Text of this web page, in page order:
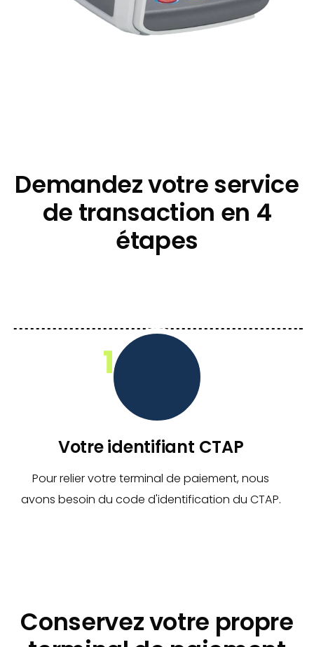
Demandez votre service
de transaction en 4
étapes
Votre identifiant CTAP
Pour relier votre terminal de paiement, nous
avons besoin du code d'identification du CTAP.
Conservez votre propre